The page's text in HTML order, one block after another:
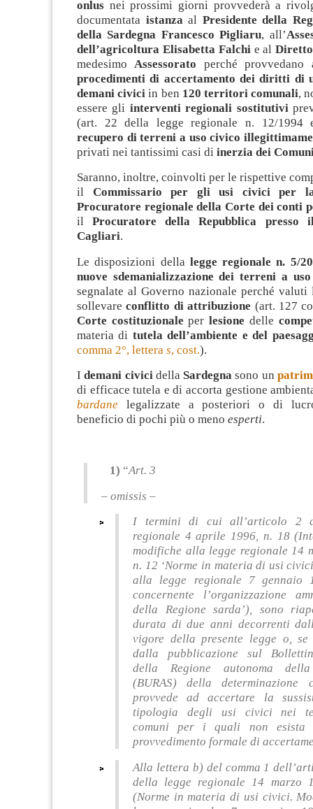
onlus nei prossimi giorni provvederà a
documentata istanzaal Presidente della
della Sardegna Francesco Pigliaru, all’
dell’agricoltura Elisabetta Falchie al
medesimoAssessorato perché
procedimenti di accertamento dei diritti di
demani civici in ben 120 territori comunali,
essere gli interventi regionali sostitutivi
(art. 22 della legge regionale n. 12/1994
recupero di terreni a uso civico
privati nei tantissimi casi di inerzia dei
Saranno, inoltre, coinvolti per le rispettive
il Commissario per gli usi civici per la
Procuratore regionale della Corte dei conti
ilProcuratore della Repubblica presso
Cagliari.
Le disposizioni della legge regionale n. 5/
nuove sdemanializzazione dei terreni a
segnalate al Governo nazionale perché valuti
sollevareconflitto di attribuzione (art. 127
Corte costituzionale perlesione delle
materia di tutela dell’ambiente e del
comma 2°, lettera s, cost.).
Idemani civicidella Sardegna sono un
di efficace tutela e di accorta gestione
bardane legalizzate a posteriori o di
beneficio di pochi più o meno esperti.
1) “Art. 3
– omissis –
I termini di cui all’articolo 2
regionale 4 aprile 1996, n. 18
modifiche alla legge regionale 14
n. 12 ‘Norme in materia di usi
alla legge regionale 7 gennaio
concernente l’organizzazione
della Regione sarda’), sono
durata di due anni decorrenti
vigore della presente legge o, se
dalla pubblicazione sul
della Regione autonoma della
(BURAS) della
provvede ad accertare la
tipologia degli usi civici nei
comuni per i quali non esista
provvedimento formale di
Alla lettera b) del comma 1
della legge regionale 14 marzo
(Norme in materia di usi civici.